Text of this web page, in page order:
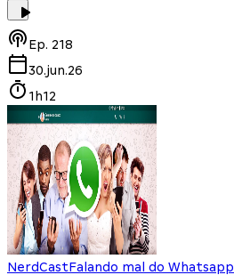
Ep. 218
30.jun.26
1h12
NerdCastFalando mal do Whatsapp